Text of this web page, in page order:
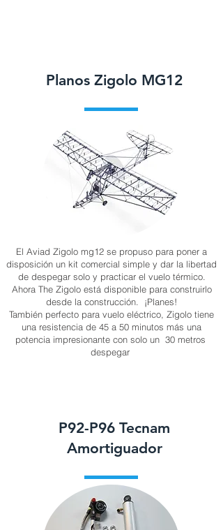
Planos Zigolo MG12
El Aviad Zigolo mg12 se propuso para poner a
disposición un kit comercial simple y dar la libertad
de despegar solo y practicar el vuelo térmico.
Ahora The Zigolo está disponible para construirlo
desde la construcción. ¡Planes!
También perfecto para vuelo eléctrico, Zigolo tiene
una resistencia de 45 a 50 minutos más una
potencia impresionante con solo un 30 metros
despegar
P92-P96 Tecnam
Amortiguador